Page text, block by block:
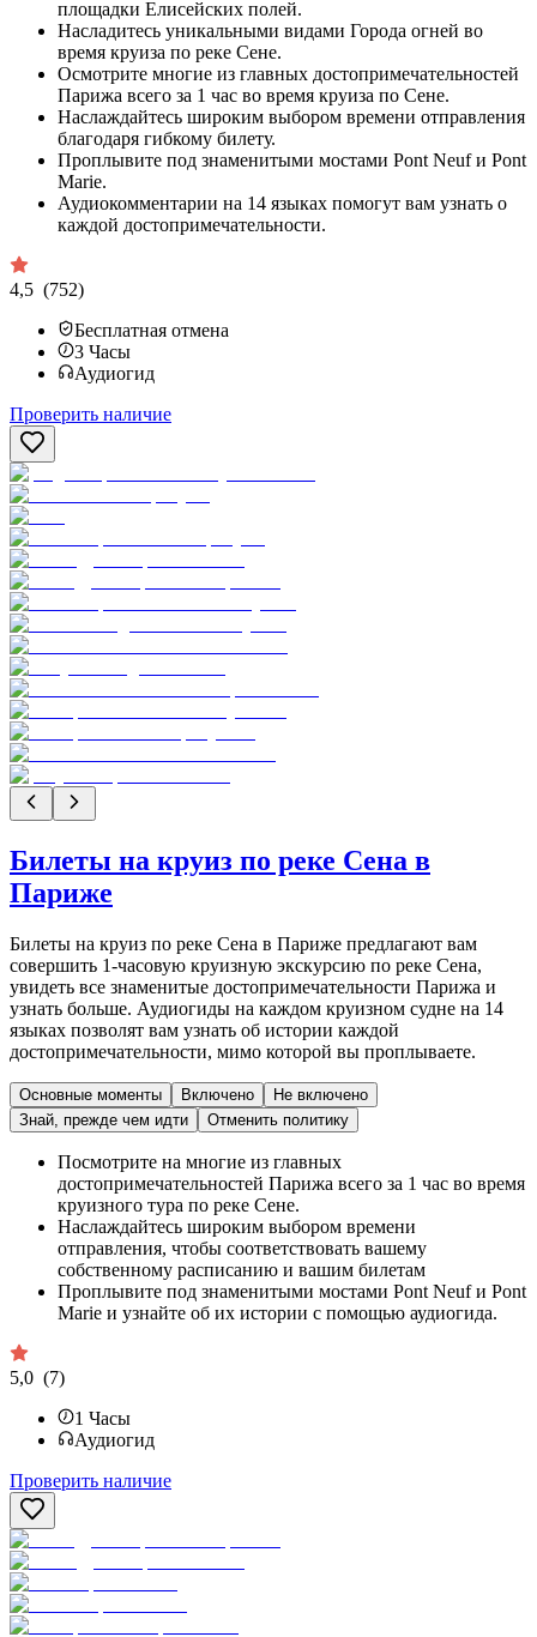
площадки Елисейских полей.
Насладитесь уникальными видами Города огней во
время круиза по реке Сене.
Осмотрите многие из главных достопримечательностей
Парижа всего за 1 час во время круиза по Сене.
Наслаждайтесь широким выбором времени отправления
благодаря гибкому билету.
Проплывите под знаменитыми мостами Pont Neuf и Pont
Marie.
Аудиокомментарии на 14 языках помогут вам узнать о
каждой достопримечательности.
4,5 (752)
Бесплатная отмена
3 Часы
Аудиогид
Проверить наличие
Билеты на круиз по реке Сена в
Париже
Билеты на круиз по реке Сена в Париже предлагают вам
совершить 1-часовую круизную экскурсию по реке Сена,
увидеть все знаменитые достопримечательности Парижа и
узнать больше. Аудиогиды на каждом круизном судне на 14
языках позволят вам узнать об истории каждой
достопримечательности, мимо которой вы проплываете.
Основные моменты Включено
Не включено
Знай, прежде чем идти
Отменить политику
Посмотрите на многие из главных
достопримечательностей Парижа всего за 1 час во время
круизного тура по реке Сене.
Наслаждайтесь широким выбором времени
отправления, чтобы соответствовать вашему
собственному расписанию и вашим билетам
Проплывите под знаменитыми мостами Pont Neuf и Pont
Marie и узнайте об их истории с помощью аудиогида.
5,0 (7)
1 Часы
Аудиогид
Проверить наличие